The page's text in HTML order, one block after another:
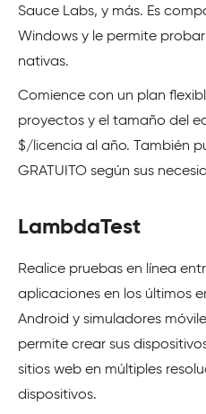
Sauce Labs, y más. Es
Windows y le permite
nativas.
Comience con un plan
proyectos y el tamaño del
$/licencia al año. También
GRATUITO según sus
LambdaTest
Realice pruebas en línea
aplicaciones en los últimos
Android y simuladores
permite crear sus
sitios web en múltiples
dispositivos.